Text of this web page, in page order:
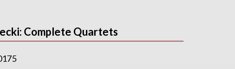
Complete Quartets